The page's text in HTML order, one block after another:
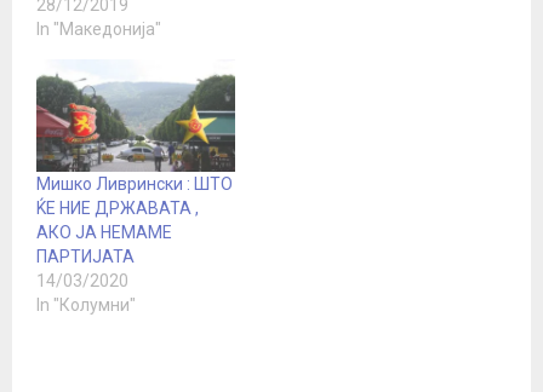
Република Северна
Македонија?“ О д г о в
Македонија не можеме
да ја игнорираме, но ќе
се бориме да ја
промениме.“ (Дел од
интервјуто на
Христијан…
28/12/2019
In "Македонија"
Мишко Ливрински : ШТО
ЌЕ НИЕ ДРЖАВАТА ,
АКО ЈА НЕМАМЕ
ПАРТИЈАТА
14/03/2020
In "Колумни"